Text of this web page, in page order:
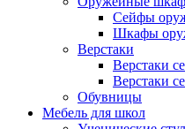
Сейфы
Шкафы
Верстаки
Верстаки
Верстаки
Обувницы
Мебель для школ